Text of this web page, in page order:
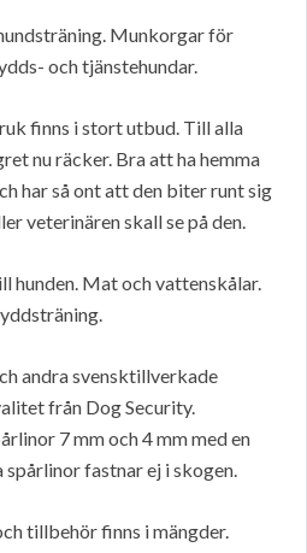
Munkorgar för
och tjänstehundar.
finns i stort utbud. Till alla
nu räcker. Bra att ha hemma
har så ont att den biter runt sig
veterinären skall se på den.
hunden. Mat och vattenskålar.
andra svensktillverkade
från Dog Security.
7 mm och 4 mm med en
fastnar ej i skogen.
tillbehör finns i mängder.